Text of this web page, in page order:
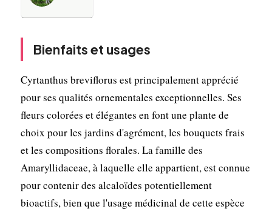
Bienfaits et usages
Cyrtanthus breviflorus est principalement apprécié
pour ses qualités ornementales exceptionnelles. Ses
fleurs colorées et élégantes en font une plante de
choix pour les jardins d'agrément, les bouquets frais
et les compositions florales. La famille des
Amaryllidaceae, à laquelle elle appartient, est connue
pour contenir des alcaloïdes potentiellement
bioactifs, bien que l'usage médicinal de cette espèce